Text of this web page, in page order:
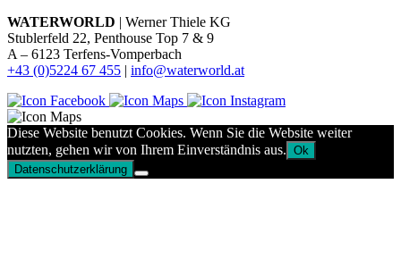
WATERWORLD | Werner Thiele KG
Stublerfeld 22, Penthouse Top 7 & 9
A – 6123 Terfens-Vomperbach
+43 (0)5224 67 455 | info@waterworld.at
Diese Website benutzt Cookies. Wenn Sie die Website weiter
nutzten, gehen wir von Ihrem Einverständnis aus. Ok
Datenschutzerklärung